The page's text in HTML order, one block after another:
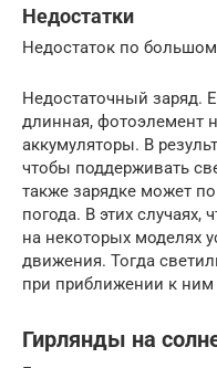
Недостатки
Недостаток по
Недостаточный заряд.
длинная, фотоэлемент
аккумуляторы. В
чтобы поддерживать
также зарядке может
погода. В этих
на некоторых моделях
движения. Тогда
при приближении к ним
Гирлянды на